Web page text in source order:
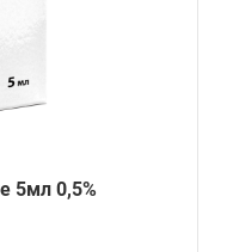
5мл 0,5%